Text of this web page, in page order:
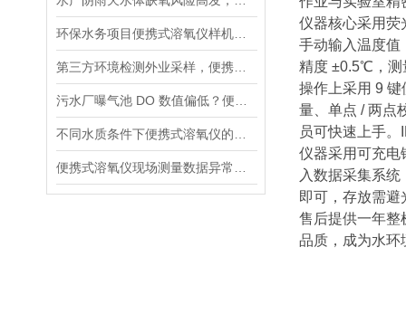
仪器核心采用荧
手动输入温度值
精度 ±0.5℃，测
操作上采用 9
量、单点 / 两点
员可快速上手
仪器采用可充电
入数据采集系
即可，存放需避
售后提供一年整
品质，成为水环